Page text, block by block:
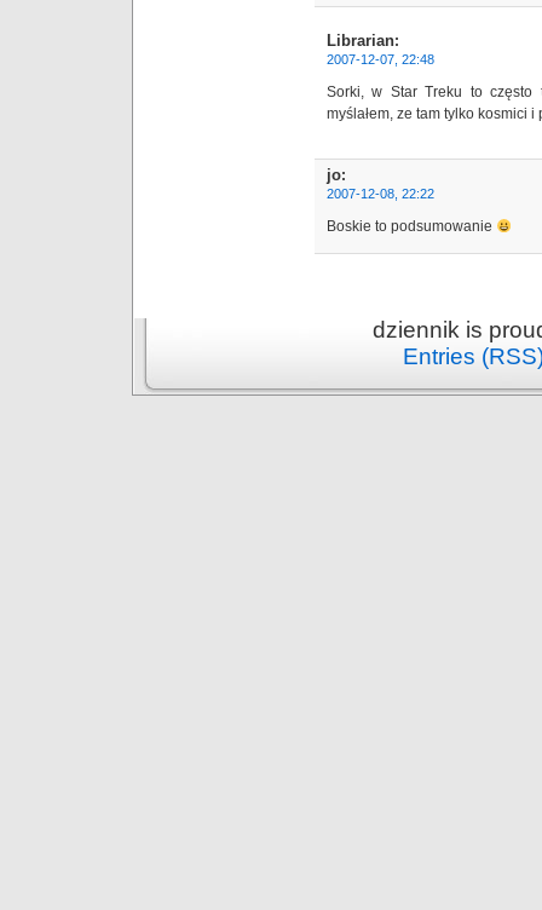
Librarian:
2007-12-07, 22:48
Sorki, w Star Treku to często
myślałem, ze tam tylko kosmici
jo:
2007-12-08, 22:22
Boskie to podsumowanie
dziennik is
Entries